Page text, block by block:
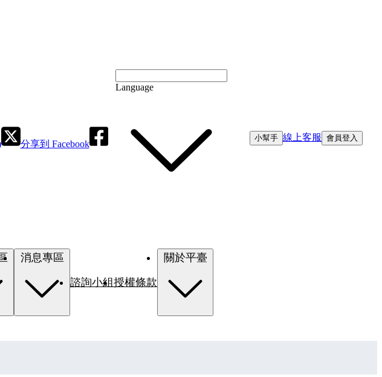
分享到 Facebook
Language
小幫手 線上客服 會員登入
諮詢小組授權條款